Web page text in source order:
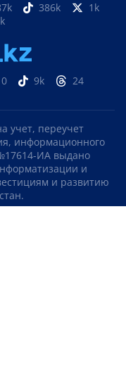
386k
1k
9k 24
учет, переучет
информационного
ИА выдано
и
и развитию